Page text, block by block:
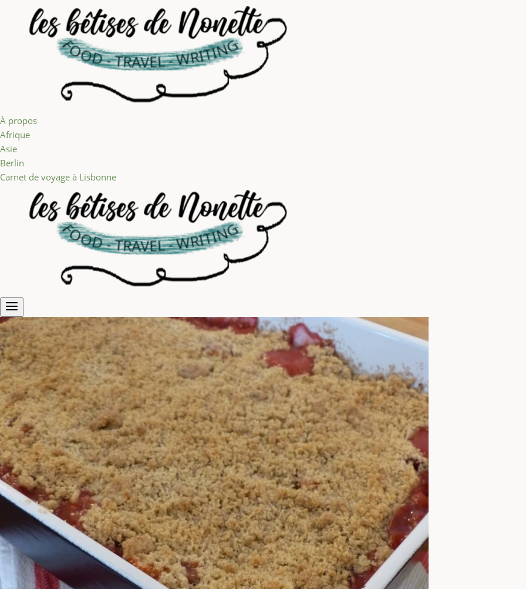
Aller au contenu
À propos
Afrique
Asie
Berlin
Carnet de voyage à Lisbonne